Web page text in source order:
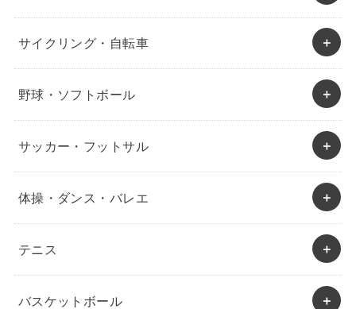
サイクリング・自転車
野球・ソフトボール
サッカー・フットサル
体操・ダンス・バレエ
テニス
バスケットボール